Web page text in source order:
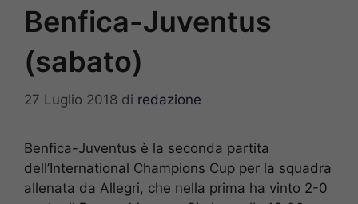
Benfica-Juventus
(sabato)
27 Luglio 2018 di redazione
Benfica-Juventus è la seconda partita
dell’International Champions Cup per la squadra
allenata da Allegri, che nella prima ha vinto 2-0